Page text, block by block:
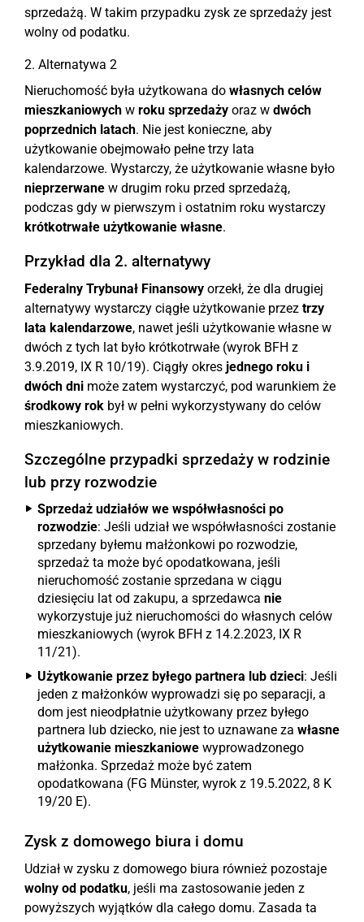
sprzedażą. W takim przypadku zysk ze sprzedaży jest
wolny od podatku.
2. Alternatywa 2
Nieruchomość była użytkowana do własnych celów
mieszkaniowych w roku sprzedaży oraz w dwóch
poprzednich latach. Nie jest konieczne, aby
użytkowanie obejmowało pełne trzy lata
kalendarzowe. Wystarczy, że użytkowanie własne było
nieprzerwane w drugim roku przed sprzedażą,
podczas gdy w pierwszym i ostatnim roku wystarczy
krótkotrwałe użytkowanie własne.
Przykład dla 2. alternatywy
Federalny Trybunał Finansowy orzekł, że dla drugiej
alternatywy wystarczy ciągłe użytkowanie przez trzy
lata kalendarzowe, nawet jeśli użytkowanie własne w
dwóch z tych lat było krótkotrwałe (wyrok BFH z
3.9.2019, IX R 10/19). Ciągły okres jednego roku i
dwóch dni może zatem wystarczyć, pod warunkiem że
środkowy rok był w pełni wykorzystywany do celów
mieszkaniowych.
Szczególne przypadki sprzedaży w rodzinie
lub przy rozwodzie
Sprzedaż udziałów we współwłasności po
rozwodzie: Jeśli udział we współwłasności zostanie
sprzedany byłemu małżonkowi po rozwodzie,
sprzedaż ta może być opodatkowana, jeśli
nieruchomość zostanie sprzedana w ciągu
dziesięciu lat od zakupu, a sprzedawca nie
wykorzystuje już nieruchomości do własnych celów
mieszkaniowych (wyrok BFH z 14.2.2023, IX R
11/21).
Użytkowanie przez byłego partnera lub dzieci: Jeśli
jeden z małżonków wyprowadzi się po separacji, a
dom jest nieodpłatnie użytkowany przez byłego
partnera lub dziecko, nie jest to uznawane za własne
użytkowanie mieszkaniowe wyprowadzonego
małżonka. Sprzedaż może być zatem
opodatkowana (FG Münster, wyrok z 19.5.2022, 8 K
19/20 E).
Zysk z domowego biura i domu
Udział w zysku z domowego biura również pozostaje
wolny od podatku, jeśli ma zastosowanie jeden z
powyższych wyjątków dla całego domu. Zasada ta